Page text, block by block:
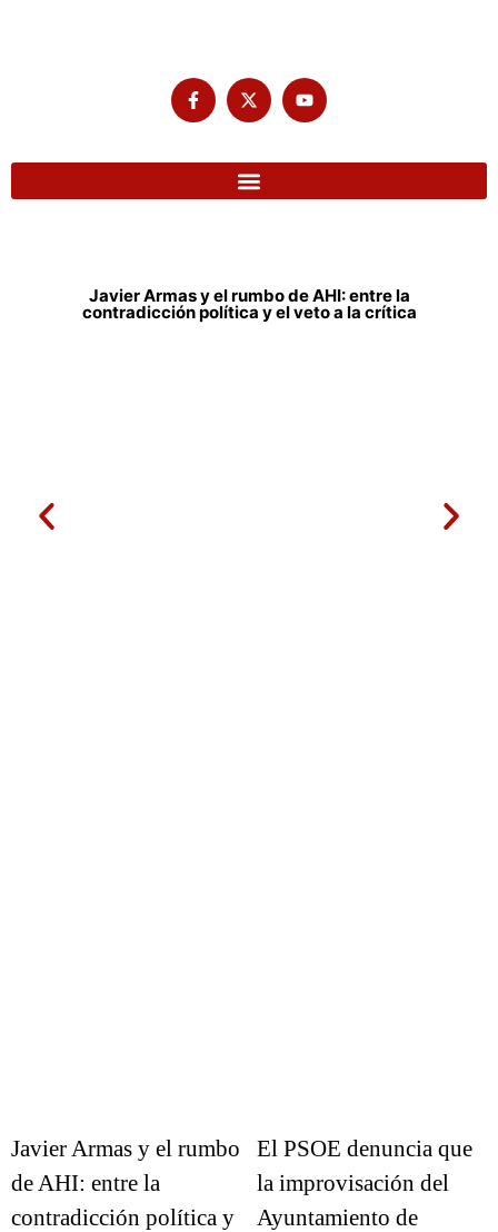
Javier Armas y el rumbo de AHI: entre la
contradicción política y el veto a la crítica
Javier Armas y el rumbo
de AHI: entre la
contradicción política y
El PSOE denuncia que
la improvisación del
Ayuntamiento de